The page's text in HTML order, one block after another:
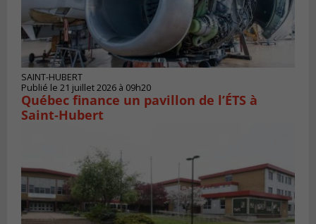
SAINT-HUBERT
Publié le 21 juillet 2026 à 09h20
Québec finance un pavillon de l’ÉTS à
Saint‑Hubert